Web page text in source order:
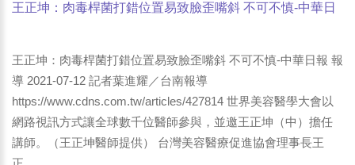
王正坤：肉毒桿菌打錯位置易致臉歪嘴斜 不可不慎-中華日
王正坤：肉毒桿菌打錯位置易致臉歪嘴斜 不可不慎-中華日報 報
導 2021-07-12 記者葉進耀／台南報導
https://www.cdns.com.tw/articles/427814 世界美容醫學大會以
網路視訊方式讓全球數千位醫師參與，並邀王正坤（中）擔任
講師。（王正坤醫師提供） 台灣美容醫療促進協會理事長王